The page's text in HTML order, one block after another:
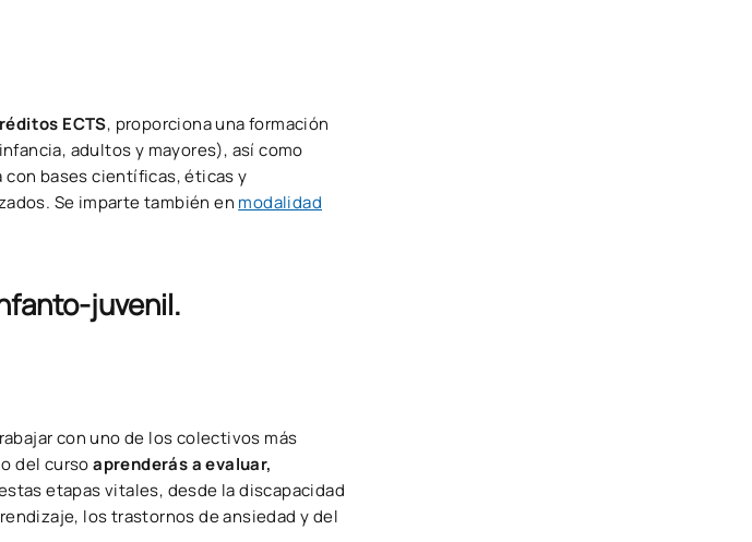
ECTS, proporciona una formación
adultos y mayores), así como
bases científicas, éticas y
Se imparte también en modalidad
juvenil.
con uno de los colectivos más
del cursoaprenderás a evaluar,
etapas vitales, desde la discapacidad
los trastornos de ansiedad y del